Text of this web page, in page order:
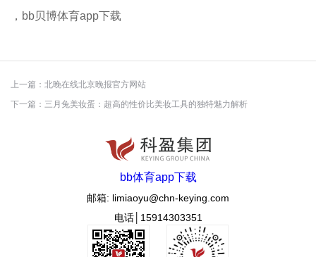
，bb贝博体育app下载
上一篇： 北晚在线北京晚报官方网站
下一篇： 三月兔美妆蛋：超高的性价比美妆工具的独特魅力解析
bb体育app下载
邮箱: limiaoyu@chn-keying.com
电话│15914303351